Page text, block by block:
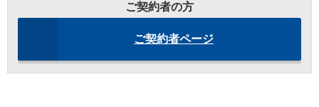
ご契約者の方
ご契約者ページ